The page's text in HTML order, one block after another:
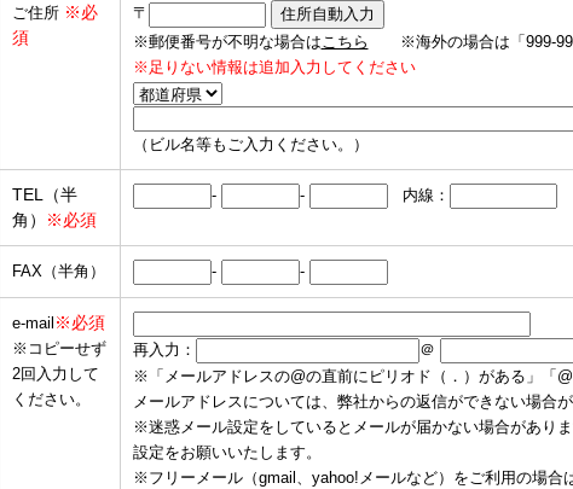
ご住所 ※必
須
〒
※郵便番号が不明な場合はこちら ※海外の場合は「999-
※足りない情報は追加入力してください
（ビル名等もご入力ください。）
TEL（半
角）
※必須
- - 内線：
FAX（半角） - -
e-mail ※必須
※コピーせず
2回入力して
ください。
再入力：
＠
※「メールアドレスの@の直前にピリオド（．）がある」「
メールアドレスについては、弊社からの返信ができない場合
※迷惑メール設定をしているとメールが届かない場合があり
設定をお願いいたします。
※フリーメール（gmail、yahoo!メールなど）をご利用の場